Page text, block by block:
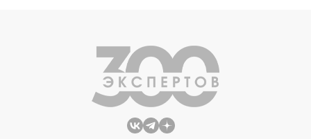
заслуженно получила статус секс-символа
поп-музыки. Несколько месяцев назад
Настя Каменских изменилась до
неузнаваемости: певица распрощалась с
20 килограммами и предстала в